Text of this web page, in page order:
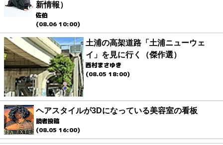
新情報）
佐伯
(08.06 10:00)
土浦の高架道路「土浦ニューウェ
イ」を見に行く（傑作選）
西村まさゆき
(08.05 18:00)
ヘアスタイルが3Dになっている美容室の看板
読者投稿
(08.05 16:00)